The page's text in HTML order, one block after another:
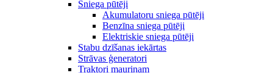
Sniega pūtēji
Akumulatoru sniega pūtēji
Benzīna sniega pūtēji
Elektriskie sniega pūtēji
Stabu dzīšanas iekārtas
Strāvas ģeneratori
Traktori mauriņam